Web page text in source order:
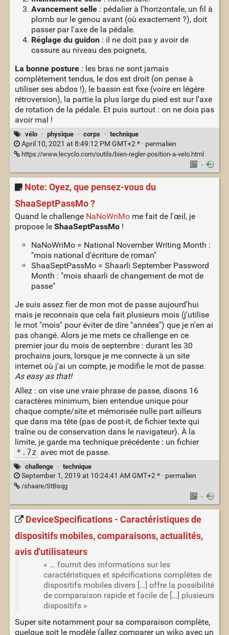
Avancement selle: pédalier à l'horizontale, un fil à
plomb sur le genou avant (où exactement ?), doit
passer par l'axe de la pédale.
Réglage du guidon: il ne doit pas y avoir de
cassure au niveau des poignets,
La bonne posture: les bras ne sont jamais
complètement tendus, le dos est droit (on pense à
utiliser ses abdos !), le bassin est fixe (voire en légère
rétroversion), la partie la plus large du pied est sur l'axe
de rotation de la pédale. Et puis surtout : on ne dois pas
avoir mal !
vélo · physique · corps · technique
April 10, 2021 at 8:49:12 PM GMT+2 * · permalien
https://www.lecyclo.com/outils/bien-regler-position-a-velo.html
·
Note: Oyez, que pensez-vous du
ShaaSeptPassMo ?
Quand le challenge NaNoWriMome fait de l'œil, je
propose le ShaaSeptPassMo!
NaNoWriMo = National November Writing Month :
"mois national d'écriture de roman"
ShaaSeptPassMo = Shaarli September Password
Month : "mois shaarli de changement de mot de
passe"
Je suis assez fier de mon mot de passe aujourd'hui
mais je reconnais que cela fait plusieurs mois (j'utilise
le mot "mois" pour éviter de dire "années") que je n'en ai
pas changé. Alors je me mets ce challenge en ce
premier jour du mois de septembre : durant les 30
prochains jours, lorsque je me connecte à un site
internet où j'ai un compte, je modifie le mot de passe.
As easy as that!
Allez : on vise une vraie phrase de passe, disons 16
caractères minimum, bien entendue unique pour
chaque compte/site et mémorisée nulle part ailleurs
que dans ma tête (pas de post-it, de fichier texte qui
traîne ou de conservation dans le navigateur). À la
limite, je garde ma technique précédente : un fichier
*.7z avec mot de passe.
challenge · technique
September 1, 2019 at 10:24:41 AM GMT+2 * · permalien
/shaare/StBsqg
·
DeviceSpecifications - Caractéristiques de
dispositifs mobiles, comparaisons, actualités,
avis d'utilisateurs
« … fournit des informations sur les
caractéristiques et spécifications complètes de
dispositifs mobiles divers […] offre la possibilité
de comparaison rapide et facile de […] plusieurs
dispositifs »
Super site notamment pour sa comparaison complète,
quelque soit le modèle (allez comparer un wiko avec un